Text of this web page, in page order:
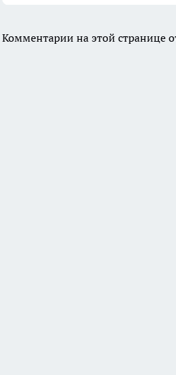
Комментарии на этой странице